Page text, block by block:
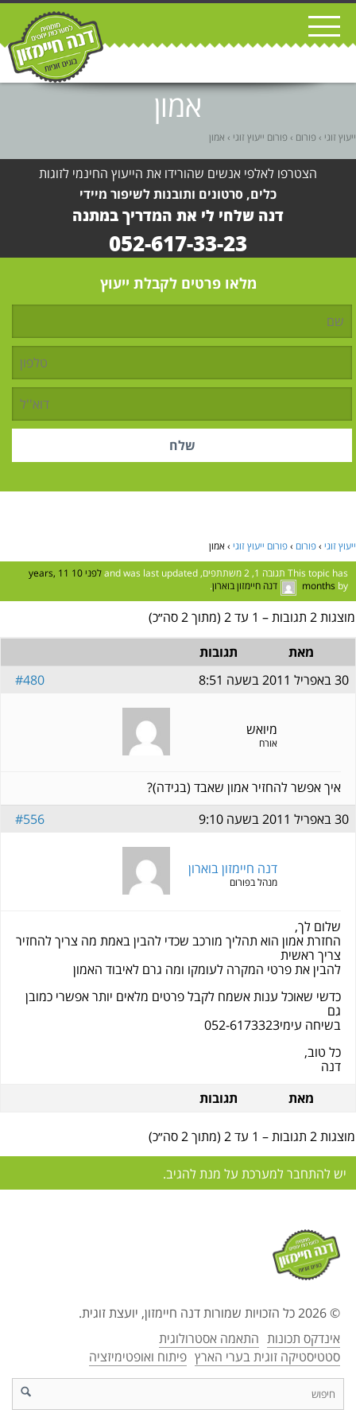
אמון
ייעוץ זוגי › פורום › פורום ייעוץ זוגי › אמון
הצטרפו לאלפי אנשים שהורידו את הייעוץ החינמי לזוגות
כלים, סרטונים ותובנות לשיפור מיידי
דנה שלחי לי את המדריך במתנה
052-617-33-23
מלאו פרטים לקבלת ייעוץ
ייעוץ זוגי ›פורום ›פורום ייעוץ זוגי ›אמון
This topic has תגובה 1, 2 משתתפים, and was last updated
לפני 10 years, 11
months by דנה חיימזון בוארון.
מוצגות 2 תגובות – 1 עד 2 (מתוך 2 סה״כ)
מאת
תגובות
30 באפריל 2011 בשעה 8:51
#480
מיואש
אורח
איך אפשר להחזיר אמון שאבד (בגידה)?
30 באפריל 2011 בשעה 9:10
#556
דנה חיימזון בוארון
מנהל בפורום
שלום לך,
החזרת אמון הוא תהליך מורכב שכדי להבין באמת מה צריך להחזיר
צריך ראשית
להבין את פרטי המקרה לעומקו ומה גרם לאיבוד האמון
כדשי שאוכל ענות אשמח לקבל פרטים מלאים יותר אפשרי כמובן
גם
בשיחה עימי052-6173323
כל טוב,
דנה
מאת
תגובות
מוצגות 2 תגובות – 1 עד 2 (מתוך 2 סה״כ)
יש להתחבר למערכת על מנת להגיב.
© 2026 כל הזכויות שמורות דנה חיימזון, יועצת זוגית.
אינדקס תכונות התאמה אסטרולוגית
סטטיסטיקה זוגית בערי הארץ פיתוח ואופטימיזציה
d